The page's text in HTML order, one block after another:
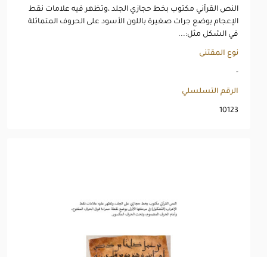
النص القرآني مكتوب بخط حجازي الجلد ،وتظهر فيه علامات نقط
الإعجام بوضع جرات صغيرة باللون الأسود على الحروف المتماثلة
في الشكل مثل:...
نوع المقتنى
-
الرقم التسلسلي
10123